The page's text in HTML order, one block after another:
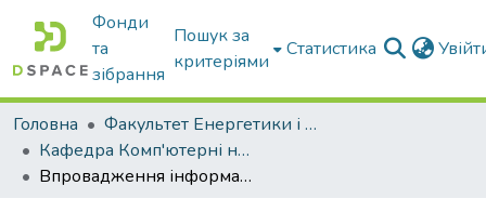
Фонди
та
зібрання
Пошук за
критеріями
Статистика
Головна
Факультет Енергетики і комп'ютерних технологій
Кафедра Комп'ютерні науки
Впровадження інформаційних технологій в процес вивчення дисципліни «Методи оптимізації і теорія прийняття рішень»